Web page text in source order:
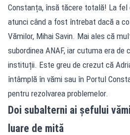
Constanța, însă tăcere totală! La
atunci când a fost întrebat dacă a
Vămilor, Mihai Savin. Mai ales că
subordinea ANAF, iar cutuma era
instituții. Este greu de crezut că
întâmplă în vămi sau în Portul
pentru rezolvarea problemelor.
Doi subalterni ai șefului
luare de mită